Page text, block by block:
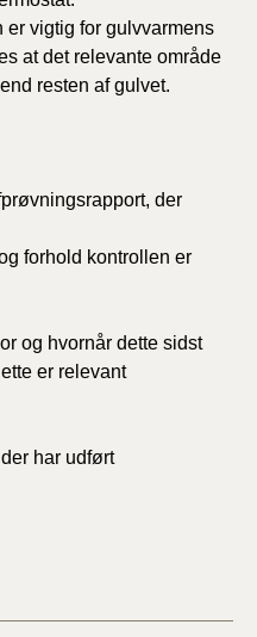
er vigtig for gulvvarmens
at det relevante område
resten af gulvet.
der
forhold kontrollen er
og hvornår dette sidst
er relevant
har udført